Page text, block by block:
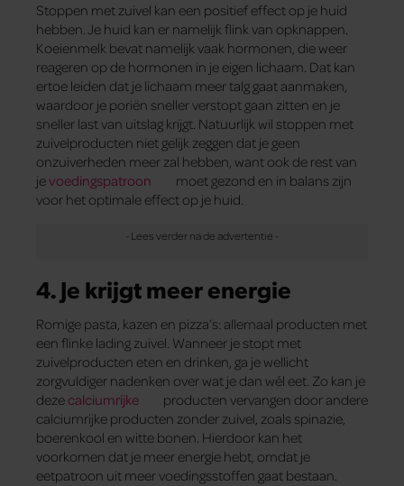
Stoppen met zuivel kan een positief effect op je huid
hebben. Je huid kan er namelijk flink van opknappen.
Koeienmelk bevat namelijk vaak hormonen, die weer
reageren op de hormonen in je eigen lichaam. Dat kan
ertoe leiden dat je lichaam meer talg gaat aanmaken,
waardoor je poriën sneller verstopt gaan zitten en je
sneller last van uitslag krijgt. Natuurlijk wil stoppen met
zuivelproducten niet gelijk zeggen dat je geen
onzuiverheden meer zal hebben, want ook de rest van
jevoedingspatroon
moet gezond en in balans zijn
voor het optimale effect op je huid.
4. Je krijgt meer energie
Romige pasta, kazen en pizza’s: allemaal producten met
een flinke lading zuivel. Wanneer je stopt met
zuivelproducten eten en drinken, ga je wellicht
zorgvuldiger nadenken over wat je dan wél eet. Zo kan je
dezecalciumrijke
producten vervangen door andere
calciumrijke producten zonder zuivel, zoals spinazie,
boerenkool en witte bonen. Hierdoor kan het
voorkomen dat je meer energie hebt, omdat je
eetpatroon uit meer voedingsstoffen gaat bestaan.